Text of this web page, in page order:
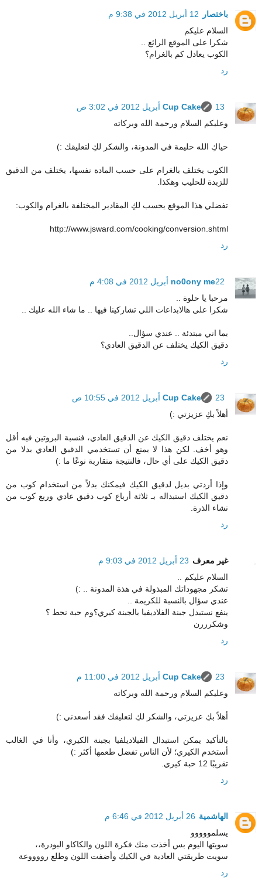
باختصار
12 أبريل 2012 في 9:38 م
السلام عليكم
شكرا على الموقع الرائع ..
الكوب يعادل كم بالغرام؟
رد
Cup Cake
13 أبريل 2012 في 3:02 ص
وعليكم السلام ورحمة الله وبركاته
حياكِ الله حليمة في المدونة، والشكر لكِ لتعليقك :)
الكوب يختلف بالغرام على حسب المادة نفسها، يختلف من الدقيق
للزبدة للحليب وهكذا.
تفضلي هذا الموقع يحسب لكِ المقادير المختلفة بالغرام والكوب:
http://www.jsward.com/cooking/conversion.shtml
رد
no0ony me22 أبريل 2012 في 4:08 م
مرحبا يا حلوة ..
شكرا على هالابداعات اللي تشاركينا فيها .. ما شاء الله عليك ..
بما اني مبتدئة .. عندي سؤال..
دقيق الكيك يختلف عن الدقيق العادي؟
رد
Cup Cake
23 أبريل 2012 في 10:55 ص
أهلاً بكِ عزيزتي :)
نعم يختلف دقيق الكيك عن الدقيق العادي، فنسبة البروتين فيه أقل
وهو أخف. لكن هذا لا يمنع أن تستخدمي الدقيق العادي بدلا من
دقيق الكيك على أي حال، فالنتيجة متقاربة نوعًا ما :)
وإذا أردتي بديل لدقيق الكيك فيمكنك بدلاً من استخدام كوب من
دقيق الكيك استبداله بـ ثلاثة أرباع كوب دقيق عادي وربع كوب من
نشاء الذرة.
رد
غير معرف 23 أبريل 2012 في 9:03 م
السلام عليكم ..
تشكر مجهوداتك المبذولة في هذة المدونة .. :)
عندي سؤال بالنسبة للكريمة ..
ينفع نستبدل جبنة الفلاديفيا بالجبنة كيري؟وم حبة نحط ؟
وشكرررن
رد
Cup Cake
23 أبريل 2012 في 11:00 م
وعليكم السلام ورحمة الله وبركاته
أهلاً بكِ عزيزتي، والشكر لكِ لتعليقك فقد أسعدني :)
بالتأكيد يمكن استبدال الفيلاديلفيا بجبنة الكيري، وأنا في الغالب
أستخدم الكيري؛ لأن الناس تفضل طعمها أكثر :)
تقريبًا 12 حبة كيري.
رد
الهاشمية 26 أبريل 2012 في 6:46 م
يسلمووووو
سويتها اليوم بس أخذت منك فكرة اللون والكاكاو البودرة،،
سويت طريقتي العادية في الكيك وأضفت اللون وطلع رووووعة
رد